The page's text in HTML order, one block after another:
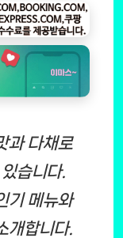
과 다채로
습니다.
기 메뉴와
개합니다.